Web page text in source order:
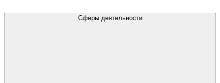
Сферы деятельности